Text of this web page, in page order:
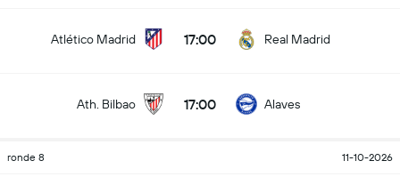
Atlético Madrid 17:00 Real Madrid
Ath. Bilbao 17:00 Alaves
ronde 8 11-10-2026